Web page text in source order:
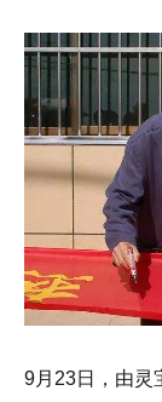
9月23日，由灵